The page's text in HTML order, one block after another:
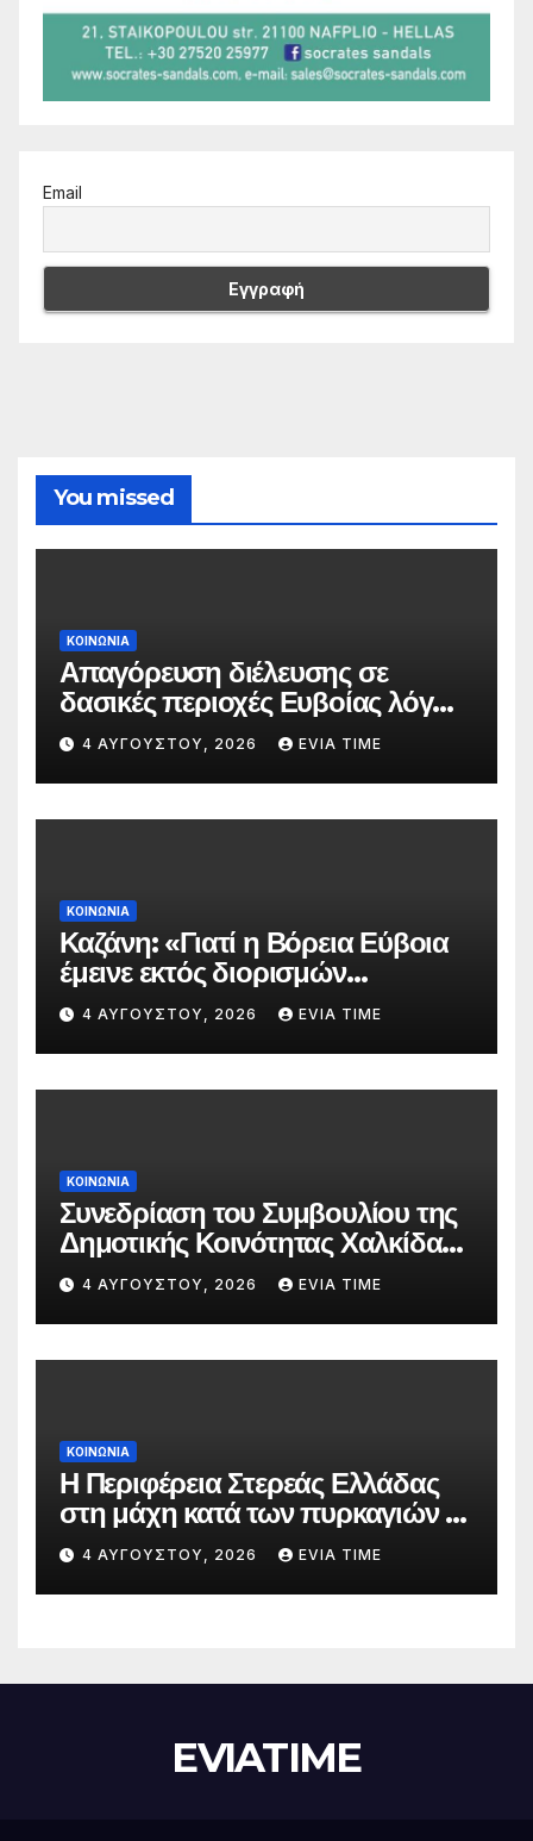
Email
You missed
ΚΟΙΝΩΝΙΑ
Απαγόρευση διέλευσης σε
δασικές περιοχές Ευβοίας λόγω
πολύ υψηλού κινδύνου
πυρκαγιάς
4 ΑΥΓΟΎΣΤΟΥ, 2026 EVIA TIME
ΚΟΙΝΩΝΙΑ
Καζάνη: «Γιατί η Βόρεια Εύβοια
έμεινε εκτός διορισμών
δασκάλων;»
4 ΑΥΓΟΎΣΤΟΥ, 2026 EVIA TIME
ΚΟΙΝΩΝΙΑ
Συνεδρίαση του Συμβουλίου της
Δημοτικής Κοινότητας Χαλκίδας
την 5 Αυγούστου
4 ΑΥΓΟΎΣΤΟΥ, 2026 EVIA TIME
ΚΟΙΝΩΝΙΑ
Η Περιφέρεια Στερεάς Ελλάδας
στη μάχη κατά των πυρκαγιών –
Δράσεις και στήριξη σε πέντε
περιφερειακές ενότητες
4 ΑΥΓΟΎΣΤΟΥ, 2026 EVIA TIME
EVIATIME